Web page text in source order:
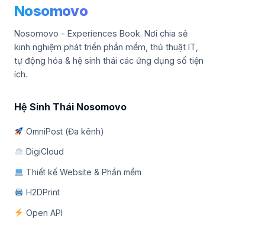
Nosomovo
Nosomovo - Experiences Book. Nơi chia sẻ
kinh nghiệm phát triển phần mềm, thủ thuật IT,
tự động hóa & hệ sinh thái các ứng dụng số tiện
ích.
Hệ Sinh Thái Nosomovo
OmniPost (Đa kênh)
DigiCloud
Thiết kế Website & Phần mềm
H2DPrint
Open API